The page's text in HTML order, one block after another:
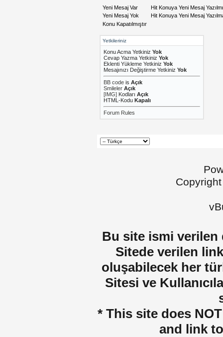
Yeni Mesaj Var
Hit Konuya Yeni Mesaj
Yeni Mesaj Yok
Hit Konuya Yeni Mesaj
Konu Kapatılmıştır
Yetkileriniz
Konu Acma Yetkiniz Yok
Cevap Yazma Yetkiniz Yok
Eklenti Yükleme Yetkiniz Yok
Mesajınızı Değiştirme Yetkiniz Yok
BB code is Açık
Smileler Açık
[IMG] Kodları Açık
HTML-Kodu Kapalı
Forum Rules
Bu site ismi verilen
Sitede verilen
oluşabilecek her
Sitesi ve
* This site does
and link